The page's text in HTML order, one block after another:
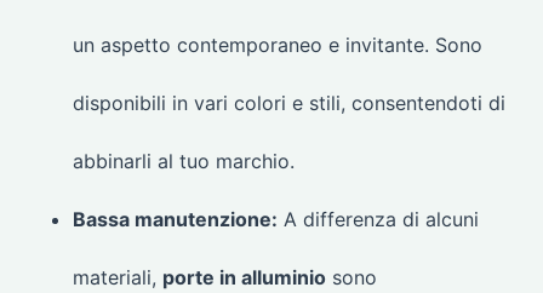
un aspetto contemporaneo e invitante. Sono
disponibili in vari colori e stili, consentendoti di
abbinarli al tuo marchio.
Bassa manutenzione: A differenza di alcuni
materiali, porte in alluminio sono